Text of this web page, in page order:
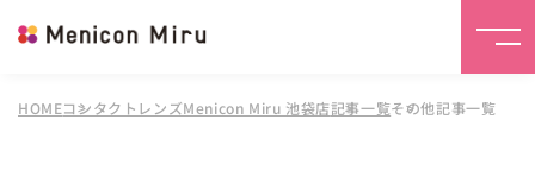
HOMEコンタクトレンズMenicon Miru 池袋店記事一覧その他記事一覧